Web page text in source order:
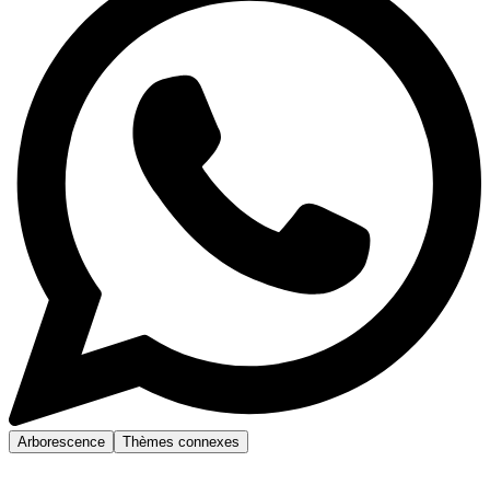
Arborescence Thèmes connexes